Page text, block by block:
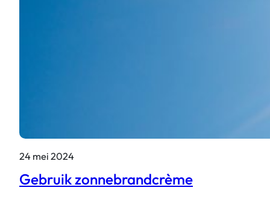
24 mei 2024
Gebruik zonnebrandcrème